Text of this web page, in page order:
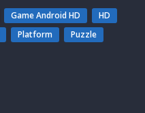
Game Android HD
HD
Platform
Puzzle